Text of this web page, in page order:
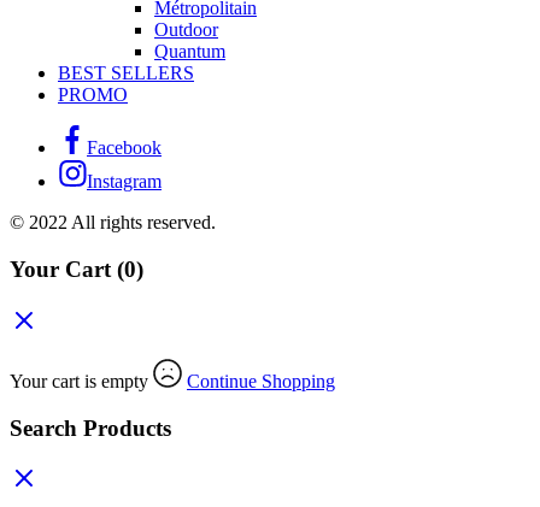
Métropolitain
Outdoor
Quantum
BEST SELLERS
PROMO
Facebook
Instagram
© 2022 All rights reserved.
Your Cart (0)
Your cart is empty Continue Shopping
Search Products